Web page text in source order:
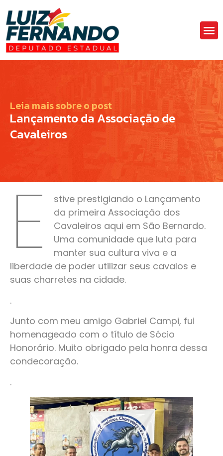
Leia mais sobre o post
Lançamento da Associação de
Cavaleiros
E
stive prestigiando o Lançamento
da primeira Associação dos
Cavaleiros aqui em São Bernardo.
Uma comunidade que luta para
manter sua cultura viva e a
liberdade de poder utilizar seus cavalos e
suas charretes na cidade.
.
Junto com meu amigo Gabriel Campi, fui
homenageado com o título de Sócio
Honorário. Muito obrigado pela honra dessa
condecoração.
.